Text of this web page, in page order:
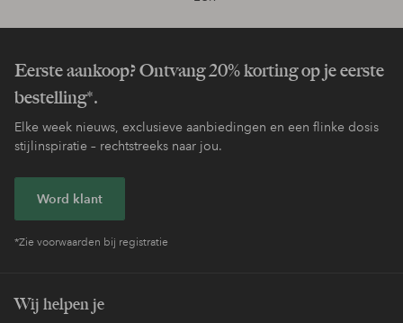
Eerste aankoop? Ontvang 20% korting op je eerste
bestelling*.
Elke week nieuws, exclusieve aanbiedingen en een flinke dosis
stijlinspiratie – rechtstreeks naar jou.
Word klant
*Zie voorwaarden bij registratie
Wij helpen je